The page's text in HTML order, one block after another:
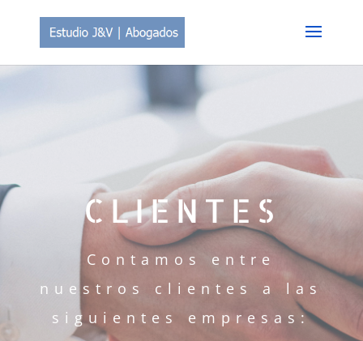
CLIENTES
Contamos entre
nuestros clientes a las
siguientes empresas: